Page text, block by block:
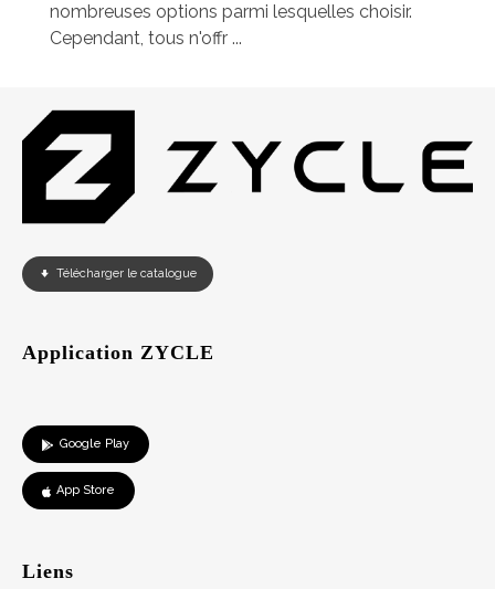
nombreuses options parmi lesquelles choisir.
Cependant, tous n'offr ...
Télécharger le catalogue
Application ZYCLE
Google Play
App Store
Liens